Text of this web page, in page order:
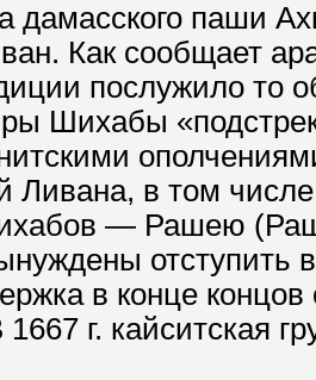
дамасского паши
Как сообщает
послужило то
Шихабы
Ливана, в том
— Рашею
отступить
в конце
г. кайситская